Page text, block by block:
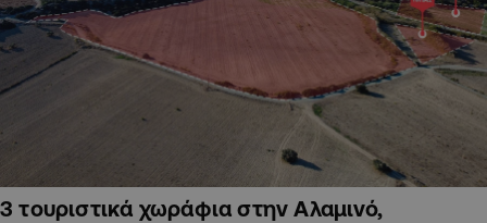
3 τουριστικά χωράφια στην Αλαμινό,